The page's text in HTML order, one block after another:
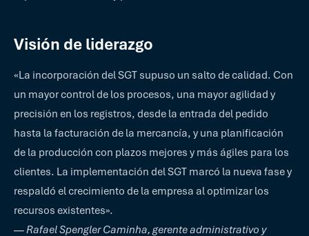
Visión de liderazgo
«La incorporación del SGT supuso un salto de calidad. Con
un mayor control de los procesos, una mayor agilidad y
precisión en los registros, desde la entrada del pedido
hasta la facturación de la mercancía, y una planificación
de la producción con plazos mejores y más ágiles para los
clientes. La implementación del SGT marcó la nueva fase y
respaldó el crecimiento de la empresa al optimizar los
recursos existentes».
—Rafael Spengler Caminha, gerente administrativo y